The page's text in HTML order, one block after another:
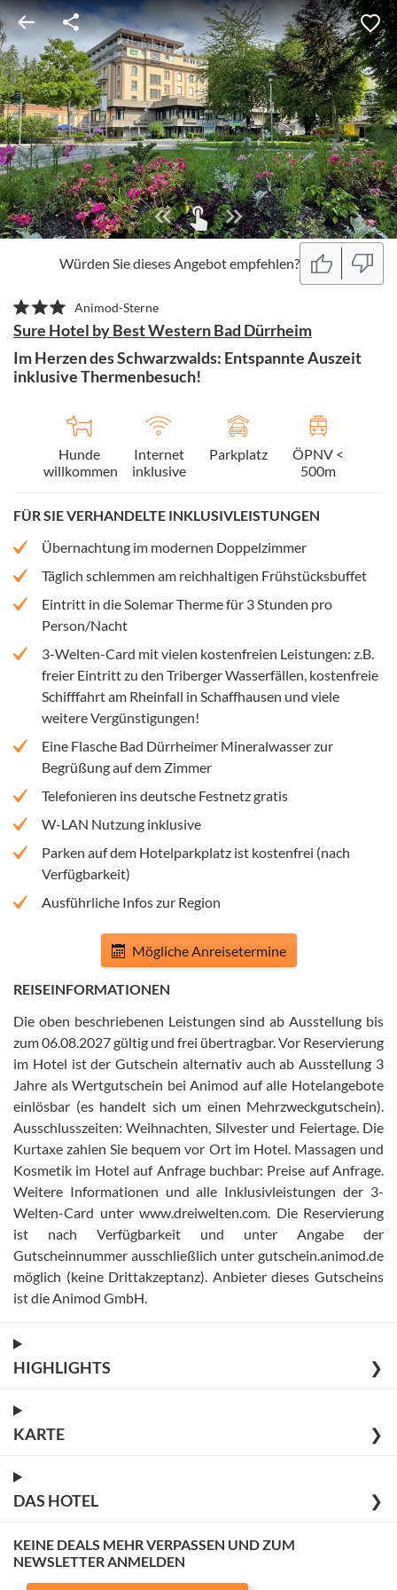
Würden Sie dieses Angebot empfehlen?
Animod-Sterne
Sure Hotel by Best Western Bad Dürrheim
Im Herzen des Schwarzwalds: Entspannte Auszeit
inklusive Thermenbesuch!
Hunde
willkommen
Internet
inklusive
Parkplatz
ÖPNV <
500m
FÜR SIE VERHANDELTE INKLUSIVLEISTUNGEN
Übernachtung im modernen Doppelzimmer
Täglich schlemmen am reichhaltigen Frühstücksbuffet
Eintritt in die Solemar Therme für 3 Stunden pro
Person/Nacht
3-Welten-Card mit vielen kostenfreien Leistungen: z.B.
freier Eintritt zu den Triberger Wasserfällen, kostenfreie
Schifffahrt am Rheinfall in Schaffhausen und viele
weitere Vergünstigungen!
Eine Flasche Bad Dürrheimer Mineralwasser zur
Begrüßung auf dem Zimmer
Telefonieren ins deutsche Festnetz gratis
W-LAN Nutzung inklusive
Parken auf dem Hotelparkplatz ist kostenfrei (nach
Verfügbarkeit)
Ausführliche Infos zur Region
Mögliche Anreisetermine
REISEINFORMATIONEN
Die oben beschriebenen Leistungen sind ab Ausstellung bis
zum 06.08.2027 gültig und frei übertragbar. Vor Reservierung
im Hotel ist der Gutschein alternativ auch ab Ausstellung 3
Jahre als Wertgutschein bei Animod auf alle Hotelangebote
einlösbar (es handelt sich um einen Mehrzweckgutschein)
Ausschlusszeiten: Weihnachten, Silvester und Feiertage. Die
Kurtaxe zahlen Sie bequem vor Ort im Hotel Massagen und
Kosmetik im Hotel auf Anfrage buchbar: Preise auf Anfrage
Weitere Informationen und alle Inklusivleistungen der 3-
Welten-Card unter www.dreiwelten.com Die Reservierung
ist nach Verfügbarkeit und unter Angabe der
Gutscheinnummer ausschließlich unter gutschein.animod.de
möglich (keine Drittakzeptanz) Anbieter dieses Gutscheins
ist die Animod GmbH
HIGHLIGHTS ❯
KARTE ❯
DAS HOTEL ❯
KEINE DEALS MEHR VERPASSEN UND ZUM
NEWSLETTER ANMELDEN